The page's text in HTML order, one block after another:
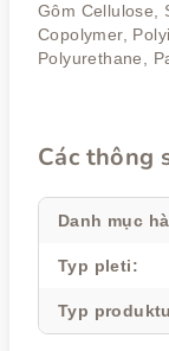
Gôm Cellulose,
Copolymer,
Polyurethane,
Các thông
Danh mục
Typ pleti:
Typ produktu